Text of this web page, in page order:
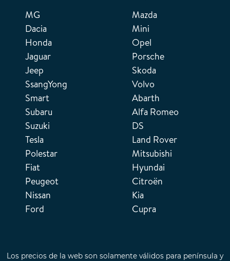
MG
Dacia
Honda
Jaguar
Jeep
SsangYong
Smart
Subaru
Suzuki
Tesla
Polestar
Fiat
Peugeot
Nissan
Ford
Mazda
Mini
Opel
Porsche
Skoda
Volvo
Abarth
Alfa Romeo
DS
Land Rover
Mitsubishi
Hyundai
Citroën
Kia
Cupra
Los precios de la web son solamente válidos para península y